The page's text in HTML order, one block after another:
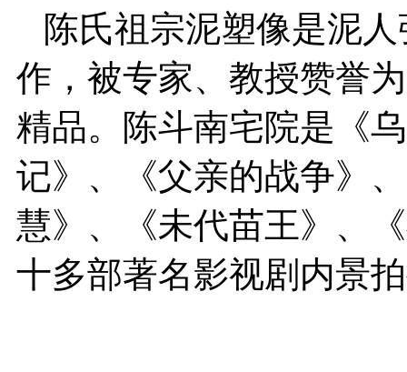
陈氏祖宗泥塑像是泥
作，被专家、教授赞誉
精品。陈斗南宅院是《
记》、《父亲的战争》
慧》、《未代苗王》、
十多部著名影视剧内景